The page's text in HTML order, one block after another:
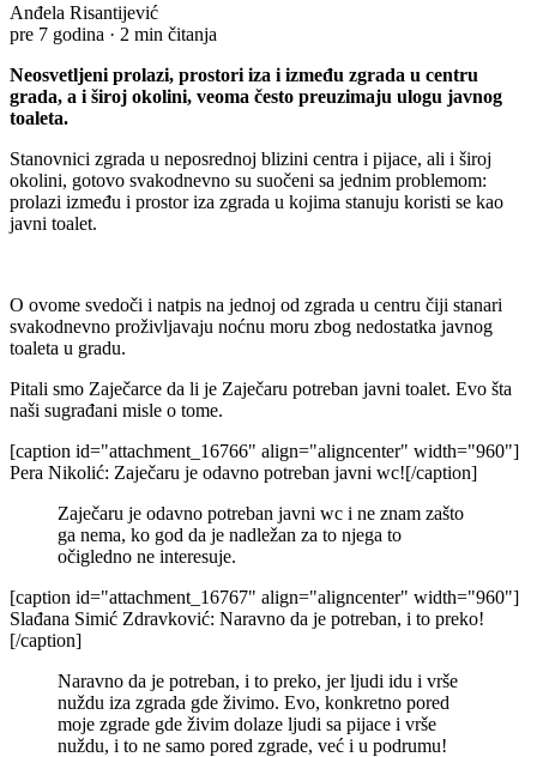
Anđela Risantijević
pre 7 godina · 2 min čitanja
Neosvetljeni prolazi, prostori iza i između zgrada u centru
grada, a i široj okolini, veoma često preuzimaju ulogu javnog
toaleta.
Stanovnici zgrada u neposrednoj blizini centra i pijace, ali i široj
okolini, gotovo svakodnevno su suočeni sa jednim problemom:
prolazi između i prostor iza zgrada u kojima stanuju koristi se kao
javni toalet.
O ovome svedoči i natpis na jednoj od zgrada u centru čiji stanari
svakodnevno proživljavaju noćnu moru zbog nedostatka javnog
toaleta u gradu.
Pitali smo Zaječarce da li je Zaječaru potreban javni toalet. Evo šta
naši sugrađani misle o tome.
[caption id="attachment_16766" align="aligncenter" width="960"]
Pera Nikolić: Zaječaru je odavno potreban javni wc![/caption]
Zaječaru je odavno potreban javni wc i ne znam zašto
ga nema, ko god da je nadležan za to njega to
očigledno ne interesuje.
[caption id="attachment_16767" align="aligncenter" width="960"]
Slađana Simić Zdravković: Naravno da je potreban, i to preko!
[/caption]
Naravno da je potreban, i to preko, jer ljudi idu i vrše
nuždu iza zgrada gde živimo. Evo, konkretno pored
moje zgrade gde živim dolaze ljudi sa pijace i vrše
nuždu, i to ne samo pored zgrade, već i u podrumu!